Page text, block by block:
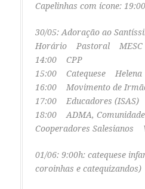
Capelinhas com ícone:
30/05: Adoração ao
Horário Pastoral MESC
14:00 CPP
15:00 Catequese Helena
16:00 Movimento de
17:00 Educadores (ISAS)
18:00 ADMA, Comunidade
Cooperadores Salesianos
01/06: 9:00h: catequese
coroinhas e catequizandos)